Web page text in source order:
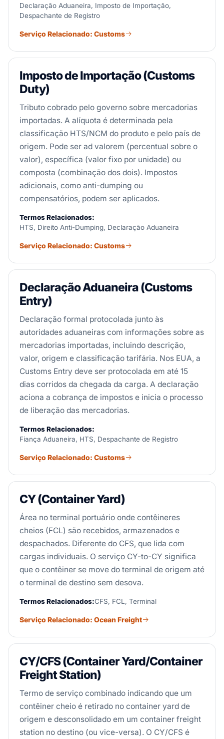
Declaração Aduaneira, Imposto de Importação,
Despachante de Registro
Serviço Relacionado: Customs
Imposto de Importação (Customs
Duty)
Tributo cobrado pelo governo sobre mercadorias
importadas. A alíquota é determinada pela
classificação HTS/NCM do produto e pelo país de
origem. Pode ser ad valorem (percentual sobre o
valor), específica (valor fixo por unidade) ou
composta (combinação dos dois). Impostos
adicionais, como anti-dumping ou
compensatórios, podem ser aplicados.
Termos Relacionados:
HTS, Direito Anti-Dumping, Declaração Aduaneira
Serviço Relacionado: Customs
Declaração Aduaneira (Customs
Entry)
Declaração formal protocolada junto às
autoridades aduaneiras com informações sobre as
mercadorias importadas, incluindo descrição,
valor, origem e classificação tarifária. Nos EUA, a
Customs Entry deve ser protocolada em até 15
dias corridos da chegada da carga. A declaração
aciona a cobrança de impostos e inicia o processo
de liberação das mercadorias.
Termos Relacionados:
Fiança Aduaneira, HTS, Despachante de Registro
Serviço Relacionado: Customs
CY (Container Yard)
Área no terminal portuário onde contêineres
cheios (FCL) são recebidos, armazenados e
despachados. Diferente do CFS, que lida com
cargas individuais. O serviço CY-to-CY significa
que o contêiner se move do terminal de origem até
o terminal de destino sem desova.
Termos Relacionados:CFS, FCL, Terminal
Serviço Relacionado: Ocean Freight
CY/CFS (Container Yard/Container
Freight Station)
Termo de serviço combinado indicando que um
contêiner cheio é retirado no container yard de
origem e desconsolidado em um container freight
station no destino (ou vice-versa). O CY/CFS é